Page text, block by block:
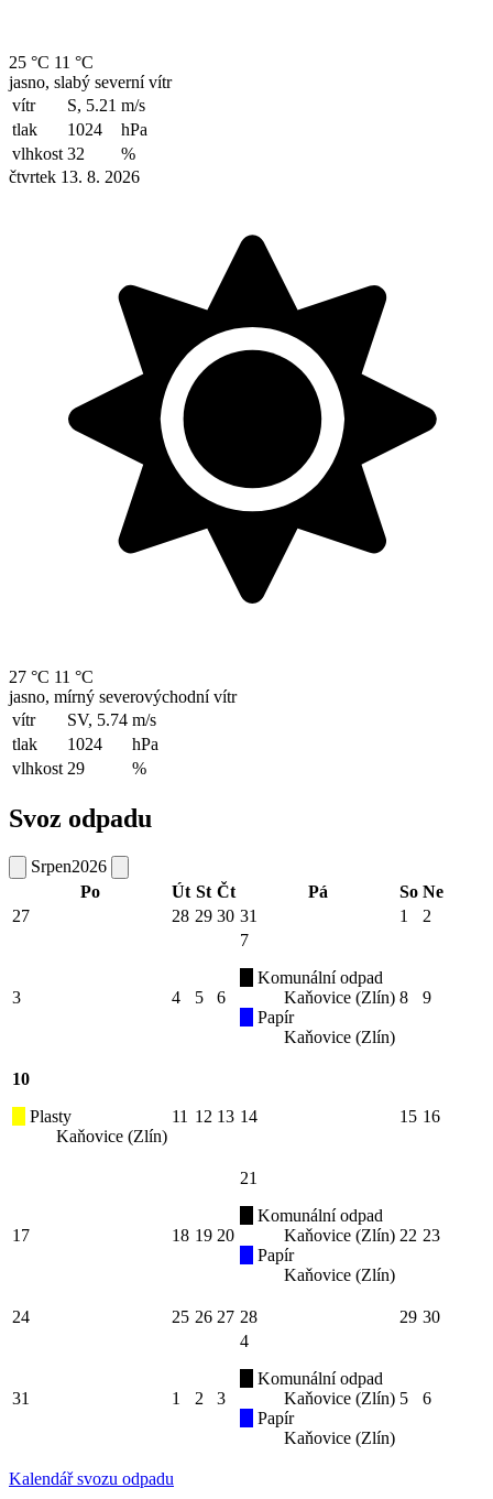
25 °C 11 °C
jasno, slabý severní vítr
vítr
S, 5.21 m/s
tlak
1024
hPa
vlhkost 32
%
čtvrtek 13. 8. 2026
27 °C 11 °C
jasno, mírný severovýchodní vítr
vítr
SV, 5.74 m/s
tlak
1024
hPa
vlhkost 29 %
Svoz odpadu
Srpen2026
Po
Út St Čt Pá So Ne
27
28 29 30 31 1 2
3 4 5 6
7
Komunální odpad
Kaňovice (Zlín)
Papír
Kaňovice (Zlín)
8 9
10
Plasty
Kaňovice (Zlín)
11 12 13 14 15 16
17 18 19 20
21
Komunální odpad
Kaňovice (Zlín)
Papír
Kaňovice (Zlín)
22 23
24 25 26 27 28 29 30
31 1 2 3
4
Komunální odpad
Kaňovice (Zlín)
Papír
Kaňovice (Zlín)
5 6
Kalendář svozu odpadu